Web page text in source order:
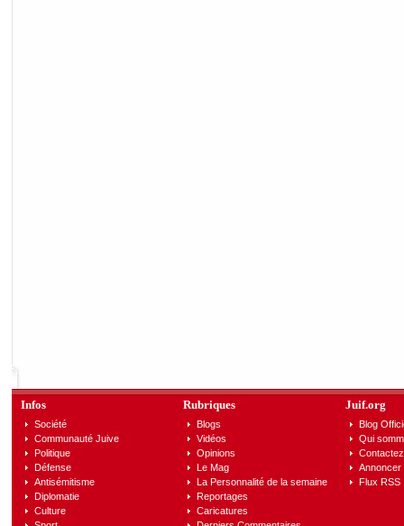
Infos
Société
Communauté Juive
Politique
Défense
Antisémitisme
Diplomatie
Culture
Rubriques
Blogs
Vidéos
Opinions
Le Mag
La Personnalité de la semaine
Reportages
Caricatures
Juif.org
Blog
Qui
Annoncer
Flux RSS